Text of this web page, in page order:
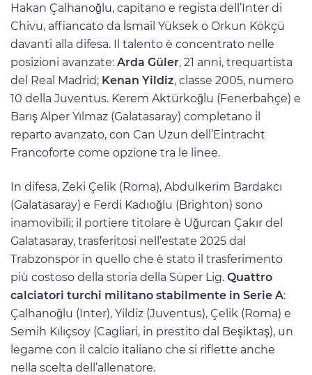
Hakan Çalhanoğlu, capitano e regista dell’Inter di
Chivu, affiancato da İsmail Yüksek o Orkun Kökçü
davanti alla difesa. Il talento è concentrato nelle
posizioni avanzate: Arda Güler, 21 anni, trequartista
del Real Madrid; Kenan Yildiz, classe 2005, numero
10 della Juventus. Kerem Aktürkoğlu (Fenerbahçe) e
Barış Alper Yılmaz (Galatasaray) completano il
reparto avanzato, con Can Uzun dell’Eintracht
Francoforte come opzione tra le linee.
In difesa, Zeki Çelik (Roma), Abdulkerim Bardakcı
(Galatasaray) e Ferdi Kadıoğlu (Brighton) sono
inamovibili; il portiere titolare è Uğurcan Çakır del
Galatasaray, trasferitosi nell’estate 2025 dal
Trabzonspor in quello che è stato il trasferimento
più costoso della storia della Süper Lig. Quattro
calciatori turchi militano stabilmente in Serie A:
Çalhanoğlu (Inter), Yildiz (Juventus), Çelik (Roma) e
Semih Kılıçsoy (Cagliari, in prestito dal Beşiktaş), un
legame con il calcio italiano che si riflette anche
nella scelta dell’allenatore.